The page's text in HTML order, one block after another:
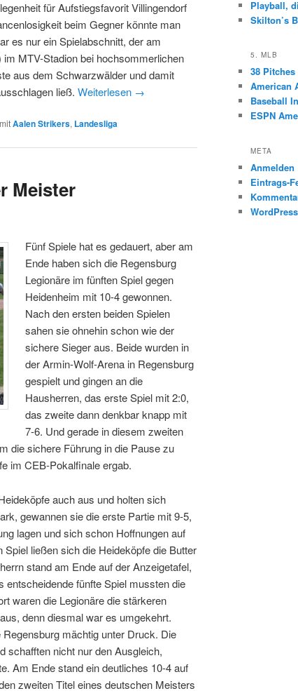
für Aufstiegsfavorit Villingendorf
beim Gegner könnte man
es nur ein Spielabschnitt, der am
MTV-Stadion bei hochsommerlichen
aus dem Schwarzwälder und damit
ließ. Weiterlesen →
Aalen Strikers, Landesliga
Meister
Fünf Spiele hat es gedauert, aber am
Ende haben sich die Regensburg
Legionäre im fünften Spiel gegen
Heidenheim mit 10-4 gewonnen.
Nach den ersten beiden Spielen
sahen sie ohnehin schon wie der
sichere Sieger aus. Beide wurden in
der Armin-Wolf-Arena in Regensburg
gespielt und gingen an die
Hausherren, das erste Spiel mit 2:0,
das zweite dann denkbar knapp mit
7-6. Und gerade in diesem zweiten
die sichere Führung in die Pause zu
im CEB-Pokalfinale ergab.
auch aus und holten sich
gewannen sie die erste Partie mit 9-5,
lagen und sich schon Hoffnungen auf
ließen sich die Heideköpfe die Butter
stand am Ende auf der Anzeigetafel,
entscheidende fünfte Spiel mussten die
waren die Legionäre die stärkeren
denn diesmal war es umgekehrt.
mächtig unter Druck. Die
schafften nicht nur den Ausgleich,
Am Ende stand ein deutliches 10-4 auf
zweiten Titel eines deutschen Meisters
Playball,
Skilton’s
5. MLB
38 Pitches
American
Baseball
ESPN
META
Anmelden
Eintrags-